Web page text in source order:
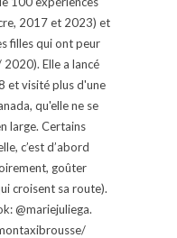
2017 et 2023) et
filles qui ont peur
Elle a lancé
et visité plus d'une
qu'elle ne se
large. Certains
c’est d’abord
goûter
croisent sa route).
@mariejuliega.